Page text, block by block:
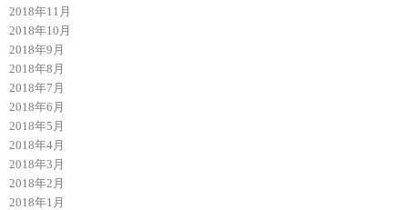
2018年11月
2018年10月
2018年9月
2018年8月
2018年7月
2018年6月
2018年5月
2018年4月
2018年3月
2018年2月
2018年1月